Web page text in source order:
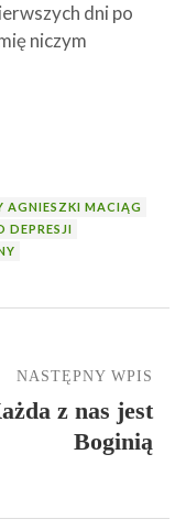
dni po
niczym
AGNIESZKI MACIĄG
DEPRESJI
NASTĘPNY WPIS
z nas jest
Boginią